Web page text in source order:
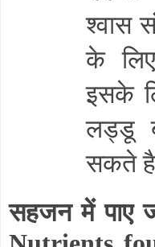
श्वास
के
इसके
लड्डू
सकते
सहजन में पाए